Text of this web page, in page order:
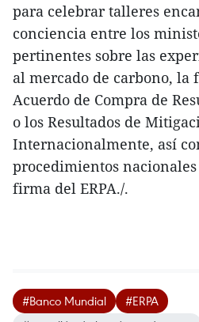
para celebrar talleres
conciencia entre los
pertinentes sobre las
al mercado de carbono, la
Acuerdo de Compra de
o los Resultados de
Internacionalmente, así
procedimientos
firma del ERPA./.
#Banco Mundial
#ERPA